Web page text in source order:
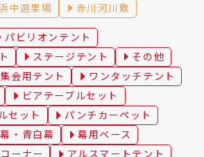
中選果場
赤川河川敷
パビリオンテント
ステージテント
その他
集会用テント
ワンタッチテント
ビアテーブルセット
セット
パンチカーペット
・青白幕
幕用ベース
ーナー
アルスマートテント